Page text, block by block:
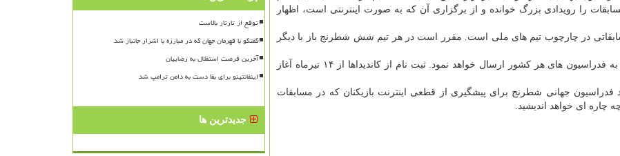
را رویدادی بزرگ خوانده و از برگزاری آن که به صورت اینترنتی است، اظهار
مسابقاتی در چارچوب تیم های ملی است. مقرر است در هر تیم شش شطرنج باز با دیگر
فدراسیون جهانی جزئیات بیشتر در مورد این مسابقات را به فدراسیون های هر کشور ارسال خواهد نمود. ثبت نام از کاندیداها از ۱۴ تیرماه آغاز
فدراسیون جهانی شطرنج برای پیشگیری از قطعی اینترنت بازیکنان که در مسابقات
چاره ای خواهد اندیشید.
توقع از تارتار بالاست
گفتگو با قهرمان جهان که در مبارزه با اشرار جانباز شد
آخرین فرصت استقلال به رضاییان
اینفانتینو برای بقا دست به دامن ترامپ شد
جدیدترین ها